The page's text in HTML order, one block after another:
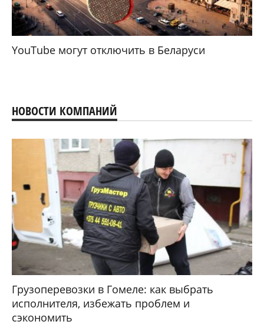
YouTube могут отключить в Беларуси
НОВОСТИ КОМПАНИЙ
Грузоперевозки в Гомеле: как выбрать
исполнителя, избежать проблем и
сэкономить